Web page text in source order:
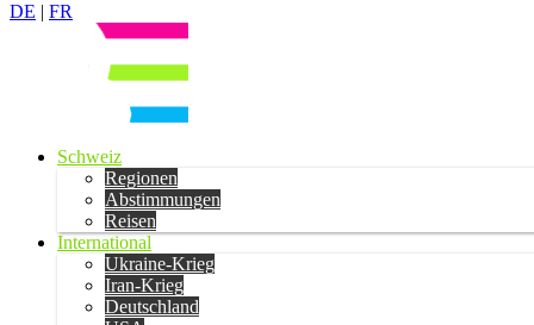
DE | FR
Schweiz
Regionen
Abstimmungen
Reisen
International
Ukraine-Krieg
Iran-Krieg
Deutschland